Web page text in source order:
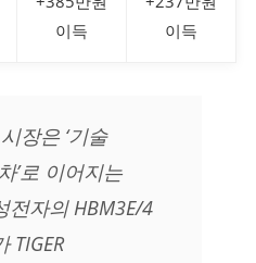
이득
이득
장은 ‘기술
’로 이어지는
전자의 HBM3E/4
TIGER